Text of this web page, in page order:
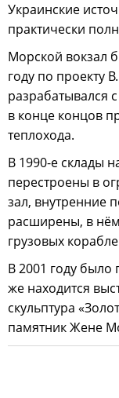
Украинские
практически
Морской вокзал
году по проекту
разрабатывался
в конце концов
теплохода.
В 1990-е склады
перестроены в
зал, внутренние
расширены, в
грузовых
В 2001 году было
же находится
скульптура
памятник Жене